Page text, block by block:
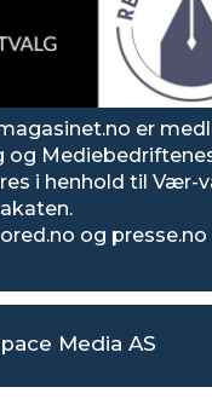
er
og
i henhold til Vær-
og presse.no
Media AS